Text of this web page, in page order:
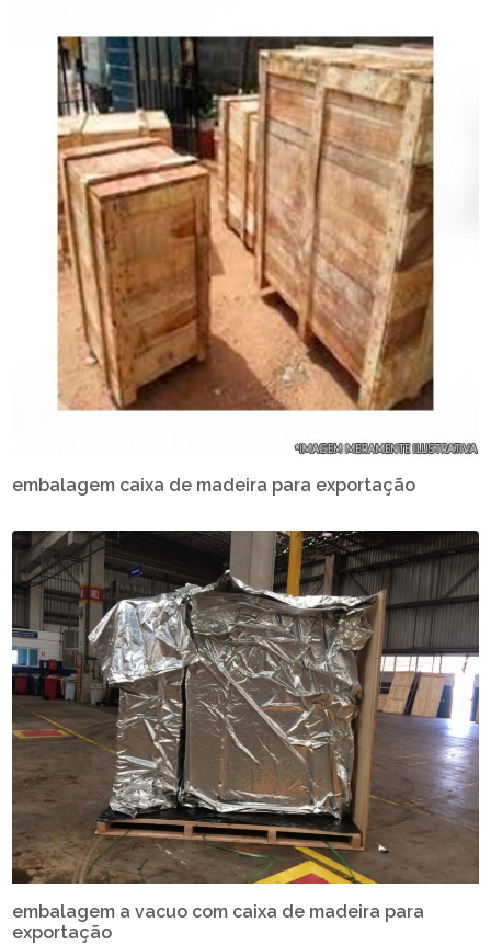
embalagem caixa de madeira para exportação
embalagem a vacuo com caixa de madeira para
exportação